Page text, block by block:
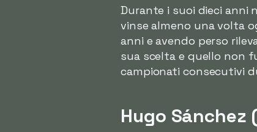
Durante i suoi dieci anni
vinse almeno una volta
anni e avendo perso
sua scelta e quello non
campionati consecutivi
Hugo